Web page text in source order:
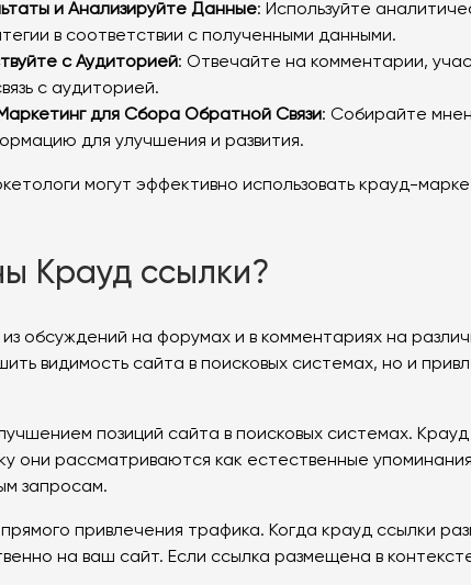
и Анализируйте Данные: Используйте
в соответствии с полученными данными.
с Аудиторией: Отвечайте на комментарии,
с аудиторией.
для Сбора Обратной Связи: Собирайте
для улучшения и развития.
могут эффективно использовать крауд-
Крауд ссылки?
обсуждений на форумах и в комментариях на
видимость сайта в поисковых системах, но и
позиций сайта в поисковых системах.
они рассматриваются как естественные
запросам.
привлечения трафика. Когда крауд ссылки
на ваш сайт. Если ссылка размещена в